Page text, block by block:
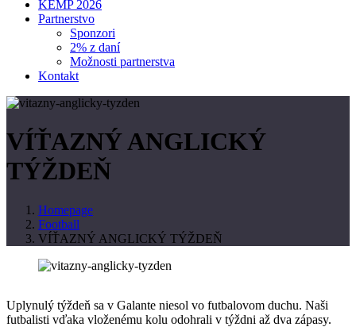
KEMP 2026
Partnerstvo
Sponzori
2% z daní
Možnosti partnerstva
Kontakt
VÍŤAZNÝ ANGLICKÝ
TÝŽDEŇ
Homepage
Football
VÍŤAZNÝ ANGLICKÝ TÝŽDEŇ
Uplynulý týždeň sa v Galante niesol vo futbalovom duchu. Naši
futbalisti vďaka vloženému kolu odohrali v týždni až dva zápasy.